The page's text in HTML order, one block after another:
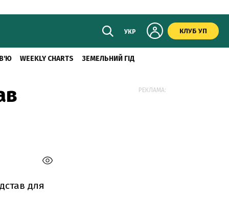
УКР КЛУБ УП
WEEKLY CHARTS ЗЕМЕЛЬНИЙ ГІД
для
РЕКЛАМА: